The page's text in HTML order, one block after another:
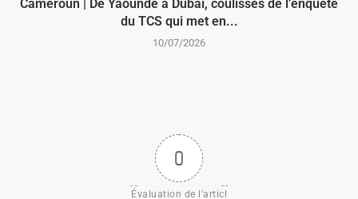
Cameroun | De Yaoundé à Dubaï, coulisses de l’enquête
du TCS qui met en...
10/07/2026
0
Évaluation de l'articl